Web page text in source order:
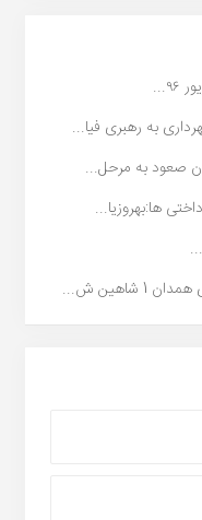
به رهبری فیا...
صعود به مرحل...
ها:بهروزیا...
ش...